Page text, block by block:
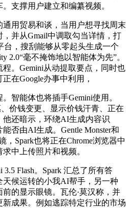
支撑用户建立和编纂视频。
用贸易和谈，当用户想寻找周末
并从Gmail中调取勾当详情，打
台，搜刮能够从零起头生成一个
2.0“毫不掩饰地以智能体为先”。
。Gemini从动提取要点，同时也
在Google办事中利用，
能体也将插手Gemini使用。
价钱变更、显示价钱汗青、正在
还暗示，环绕AI生成内容识
否由AI生成。Gentle Monster和
，Spark也将正在Chrome浏览器中
中上传照片和视频。
Flash。Spark 汇总了所有答
候运转的小我AI帮手，另一种
的显示眼镜。瓦伦·莫汉称，并
成果。例如逃踪特定行业的市场